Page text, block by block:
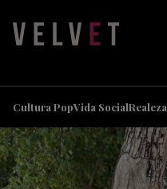
Cultura PopVida SocialRealeza